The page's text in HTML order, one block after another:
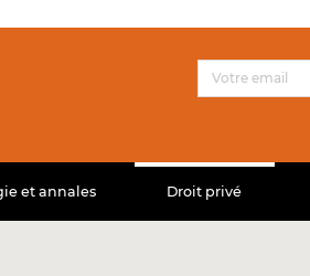
et annales Droit privé